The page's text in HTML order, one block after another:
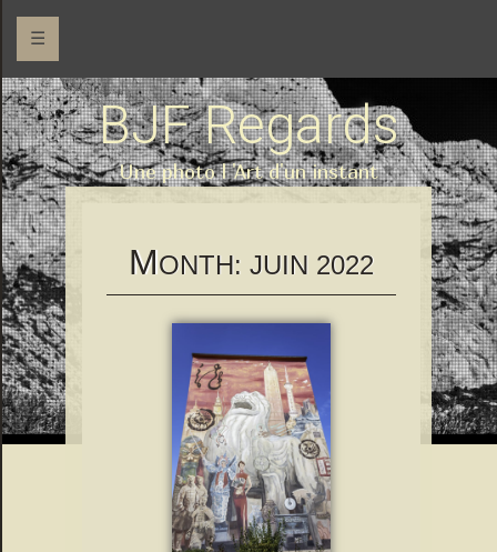
☰
BJF Regards
Une photo l 'Art d'un instant
MONTH: JUIN 2022